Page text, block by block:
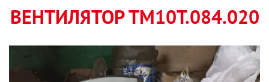
ВЕНТИЛЯТОР ТМ10Т.084.020